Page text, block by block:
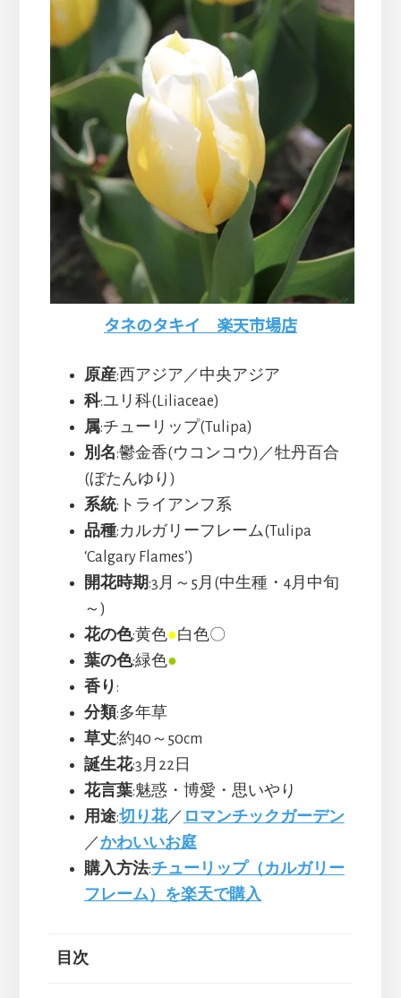
タネのタキイ 楽天市場店
原産:西アジア／中央アジア
科:ユリ科(Liliaceae)
属:チューリップ(Tulipa)
別名:鬱金香(ウコンコウ)／牡丹百合
(ぼたんゆり)
系統:トライアンフ系
品種:カルガリーフレーム(Tulipa
‘Calgary Flames’)
開花時期:3月～5月(中生種・4月中旬
～)
花の色:黄色●白色〇
葉の色:緑色●
香り:
分類:多年草
草丈:約40～50cm
誕生花:3月22日
花言葉:魅惑・博愛・思いやり
用途:切り花／ ロマンチックガーデン
／かわいいお庭
購入方法:チューリップ（カルガリー
フレーム）を楽天で購入
目次